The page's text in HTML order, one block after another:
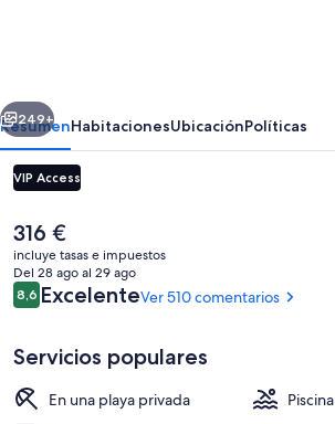
-
All
Inclusive
Siguiente
249+
ResumenHabitacionesUbicaciónPolíticas
VIP Access
El
precio
actual
es
de
316 €
incluye tasas e impuestos
Del 28 ago al 29 ago
Comentarios
8,68,6 de 10
ExcelenteVer 510 comentarios
Servicios populares
En una playa privada
Piscina